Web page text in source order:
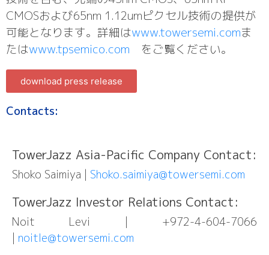
CMOSおよび65nm 1.12umピクセル技術の提供が
可能となります。詳細はwww.towersemi.comま
たはwww.tpsemico.com をご覧ください。
download press release
Contacts:
TowerJazz Asia-Pacific Company Contact:
Shoko Saimiya | Shoko.saimiya@towersemi.com
TowerJazz Investor Relations Contact:
Noit Levi | +972-4-604-7066
| noitle@towersemi.com